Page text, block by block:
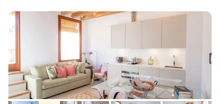
terwijl het centrale plein "Vara de Rey" op vijf minuten van het
appartement ligt en op slechts 2 minuten van het centrum van
Ibiza. Bovendie...